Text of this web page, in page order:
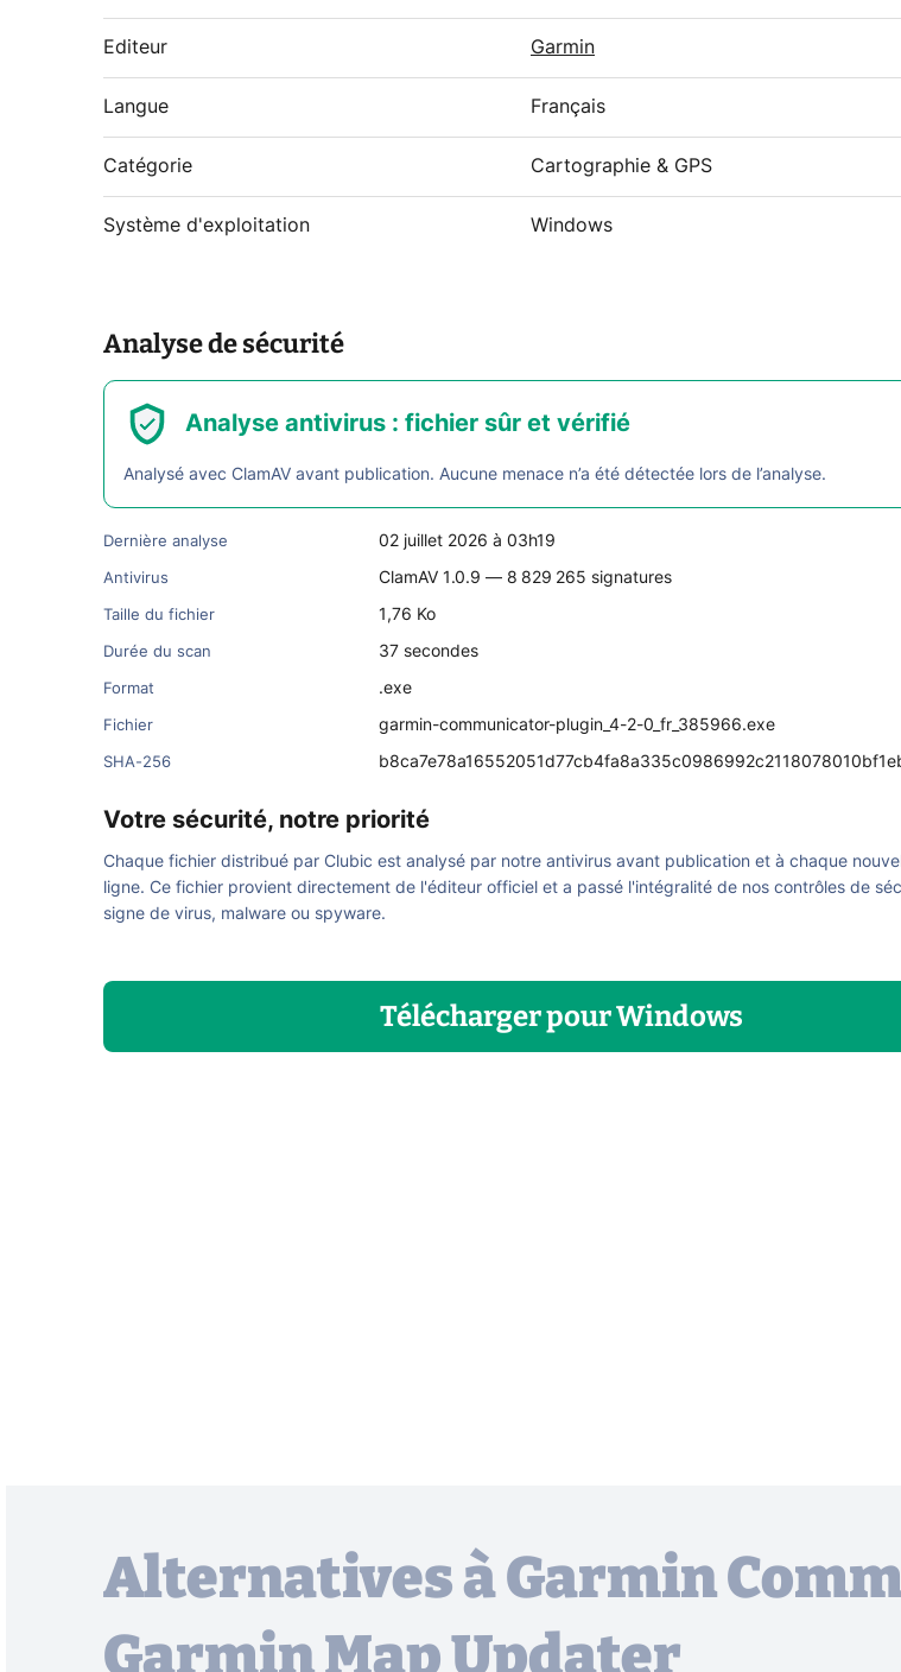
Editeur Garmin
Langue Français
Catégorie Cartographie & GPS
Système d'exploitation Windows
Analyse de sécurité
Analyse antivirus : fichier sûr et vérifié
Analysé avec ClamAV avant publication. Aucune menace n’a été détectée lors de l’analyse.
Dernière analyse 02 juillet 2026 à 03h19
Antivirus ClamAV 1.0.9 — 8 829 265 signatures
Taille du fichier 1,76 Ko
Durée du scan 37 secondes
Format .exe
Fichier garmin-communicator-plugin_4-2-0_fr_385966.exe
SHA-256
Votre sécurité, notre priorité
Chaque fichier distribué par Clubic est analysé par notre antivirus avant publication et à chaque
ligne. Ce fichier provient directement de l'éditeur officiel et a passé l'intégralité de nos contrôles de
signe de virus, malware ou spyware.
TéléchargerpourWindows
Alternatives à Garmin
Garmin Map Updater